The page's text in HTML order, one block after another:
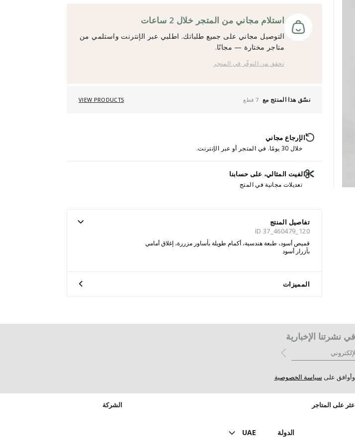
استلام مجاني من المتجر خلال 2 ساعات
التوصيل مجاني على جميع طلباتك. اطلبي عبر الإنترنت واستلمي من
متاجر مختارة — مجانًا.
تحقق من التوفّر في المتجر
نسّق هذا المنتج مع 7 قطع VIEW PRODUCTS
الإرجاع مجاني
خلال 30 يومًا. في المتجر أو عبر الإنترنت.
الفيت المثالي، على حسابنا
تعديلات مجانية في المتج
تفاصيل المنتج
ID 37_460479_120
قميص أسود، طبعة هندسية، أكمام طويلة بأساور مزررة، إغلاق أمامي
بأزرار أسود
المميزات
نشرتنا الإخبارية
على سياسة الخصوصية
على المتاجر الشركة
الدولة UAE